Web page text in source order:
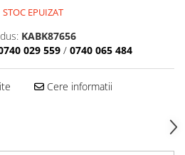
STOC EPUIZAT
KABK87656
029 559 / 0740 065 484
Cere informatii